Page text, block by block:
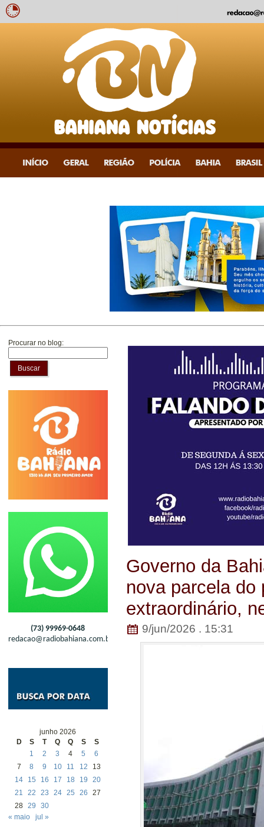
Procurar no blog:
Buscar
(73) 99969-0648
redacao@radiobahiana.com.br
junho 2026
D
S T Q Q S
S
1
2 3 4 5
6
7
8 9 10 11 12
13
14
15 16 17 18 19
20
21
22 23 24 25 26
27
28 29
30
« maio
jul »
Governo da
nova parcela do
extraordinário,
9/jun/2026 . 15:31